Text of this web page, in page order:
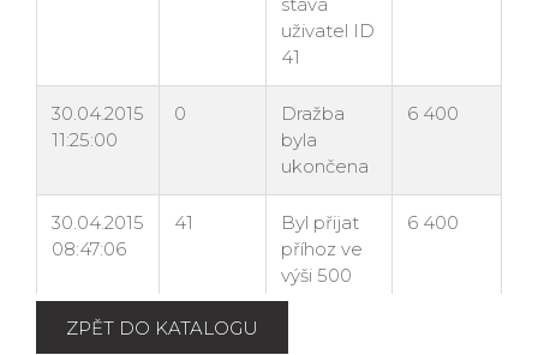
ZPĚT DO KATALOGU